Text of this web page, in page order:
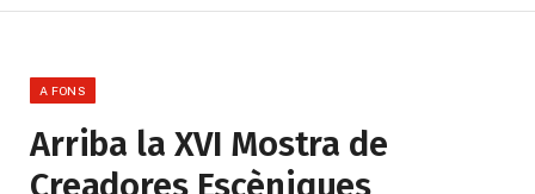
A FONS
Arriba la XVI Mostra de